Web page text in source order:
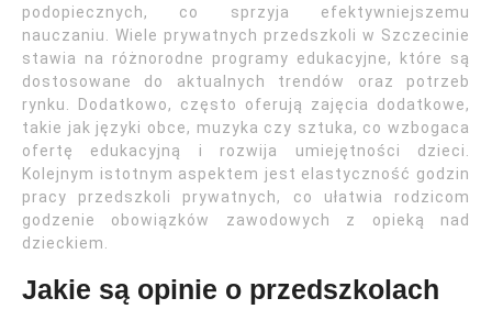
podopiecznych, co sprzyja efektywniejszemu
nauczaniu. Wiele prywatnych przedszkoli w Szczecinie
stawia na różnorodne programy edukacyjne, które są
dostosowane do aktualnych trendów oraz potrzeb
rynku. Dodatkowo, często oferują zajęcia dodatkowe,
takie jak języki obce, muzyka czy sztuka, co wzbogaca
ofertę edukacyjną i rozwija umiejętności dzieci.
Kolejnym istotnym aspektem jest elastyczność godzin
pracy przedszkoli prywatnych, co ułatwia rodzicom
godzenie obowiązków zawodowych z opieką nad
dzieckiem.
Jakie są opinie o przedszkolach